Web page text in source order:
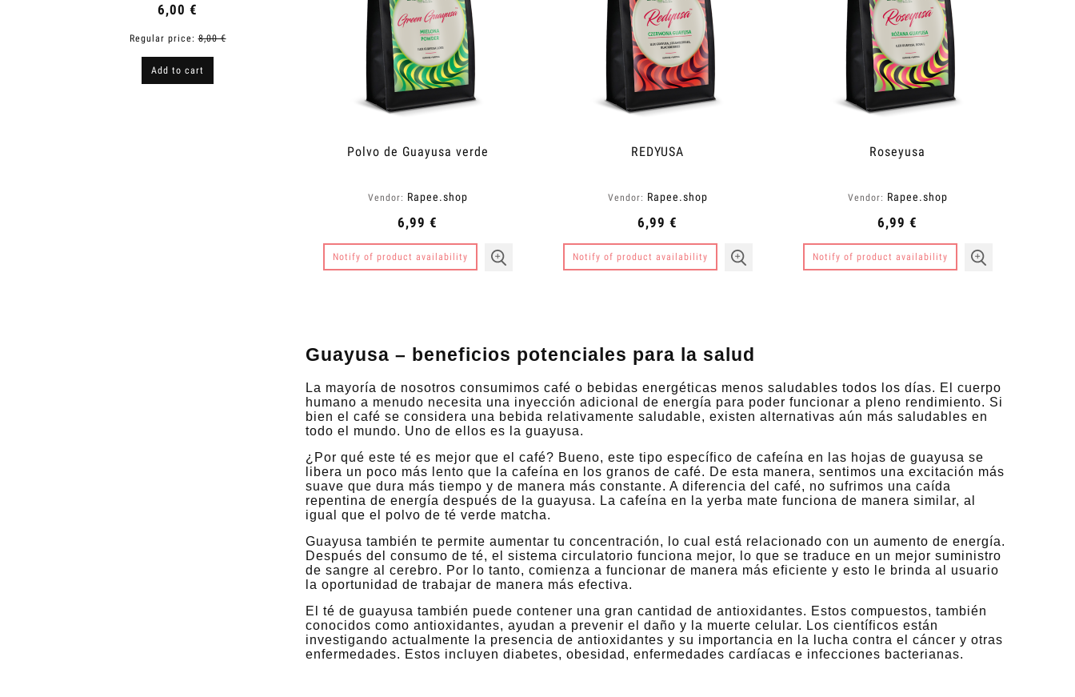
6,00 €
Regular price:8,00 €
Add to cart
11,40 €
Regular price: 38,00 €
Add to cart
11,40 €
Regular price: 38,00 €
Add to cart
10,50 €
Regular price: 35,00 €
Add to cart
Polvo de Guayusa verde
Vendor: Rapee.shop
6,99 €
Notify of product availability
REDYUSA
Vendor: Rapee.shop
6,99 €
Notify of product availability
Roseyusa
Vendor: Rapee.shop
6,99 €
Notify of product availability
Guayusa – beneficios potenciales para la salud
La mayoría de nosotros consumimos café o bebidas energéticas menos saludables todos los días. El cuerpo
humano a menudo necesita una inyección adicional de energía para poder funcionar a pleno rendimiento. Si
bien el café se considera una bebida relativamente saludable, existen alternativas aún más saludables en
todo el mundo. Uno de ellos es la guayusa.
¿Por qué este té es mejor que el café? Bueno, este tipo específico de cafeína en las hojas de guayusa se
libera un poco más lento que la cafeína en los granos de café. De esta manera, sentimos una excitación más
suave que dura más tiempo y de manera más constante. A diferencia del café, no sufrimos una caída
repentina de energía después de la guayusa. La cafeína en la yerba mate funciona de manera similar, al
igual que el polvo de té verde matcha.
Guayusa también te permite aumentar tu concentración, lo cual está relacionado con un aumento de energía.
Después del consumo de té, el sistema circulatorio funciona mejor, lo que se traduce en un mejor suministro
de sangre al cerebro. Por lo tanto, comienza a funcionar de manera más eficiente y esto le brinda al usuario
la oportunidad de trabajar de manera más efectiva.
El té de guayusa también puede contener una gran cantidad de antioxidantes. Estos compuestos, también
conocidos como antioxidantes, ayudan a prevenir el daño y la muerte celular. Los científicos están
investigando actualmente la presencia de antioxidantes y su importancia en la lucha contra el cáncer y otras
enfermedades. Estos incluyen diabetes, obesidad, enfermedades cardíacas e infecciones bacterianas.